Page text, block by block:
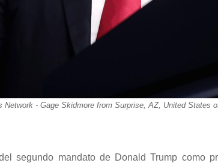
Network - Gage Skidmore from Surprise, AZ, United States
segundo mandato de Donald Trump como